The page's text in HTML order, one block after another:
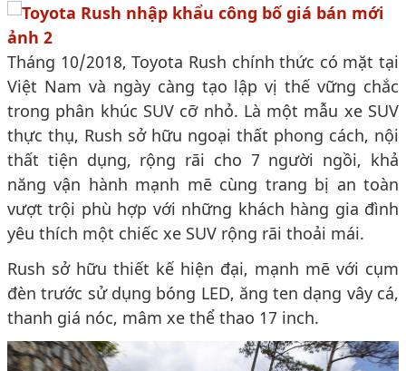
Tháng 10/2018, Toyota Rush chính thức có mặt tại
Việt Nam và ngày càng tạo lập vị thế vững chắc
trong phân khúc SUV cỡ nhỏ. Là một mẫu xe SUV
thực thụ, Rush sở hữu ngoại thất phong cách, nội
thất tiện dụng, rộng rãi cho 7 người ngồi, khả
năng vận hành mạnh mẽ cùng trang bị an toàn
vượt trội phù hợp với những khách hàng gia đình
yêu thích một chiếc xe SUV rộng rãi thoải mái.
Rush sở hữu thiết kế hiện đại, mạnh mẽ với cụm
đèn trước sử dụng bóng LED, ăng ten dạng vây cá,
thanh giá nóc, mâm xe thể thao 17 inch.